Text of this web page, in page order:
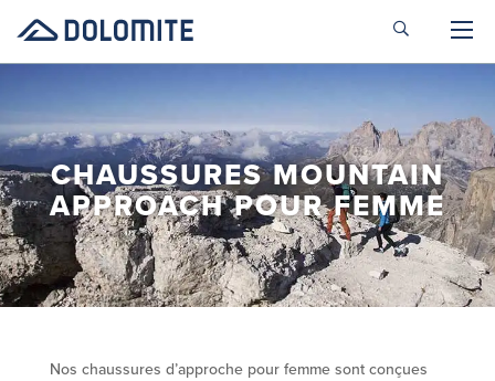
CHAUSSURES MOUNTAIN
APPROACH POUR FEMME
Nos chaussures d’approche pour femme sont conçues